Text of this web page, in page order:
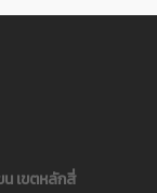
น เขตหลักสี่